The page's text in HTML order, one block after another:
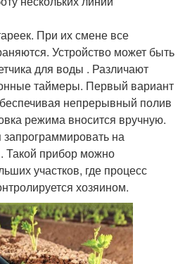
При их смене все
Устройство может быть
для воды . Различают
таймеры. Первый вариант
непрерывный полив
режима вносится вручную.
на
Такой прибор можно
участков, где процесс
хозяином.